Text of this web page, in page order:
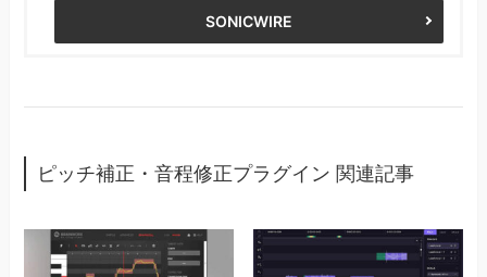
SONICWIRE
ピッチ補正・音程修正プラグイン 関連記事